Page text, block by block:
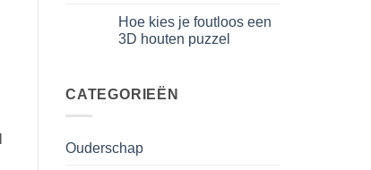
di
8
anni
originali
op
Come
iniziare
Hoe kies je foutloos een
3D houten puzzel
Come
scegliere
senza
CATEGORIEËN
Ouderschap